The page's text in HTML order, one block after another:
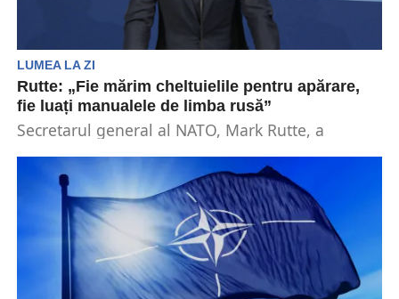
LUMEA LA ZI
Rutte: „Fie mărim cheltuielile pentru apărare,
fie luați manualele de limba rusă”
Secretarul general al NATO, Mark Rutte, a
părere...